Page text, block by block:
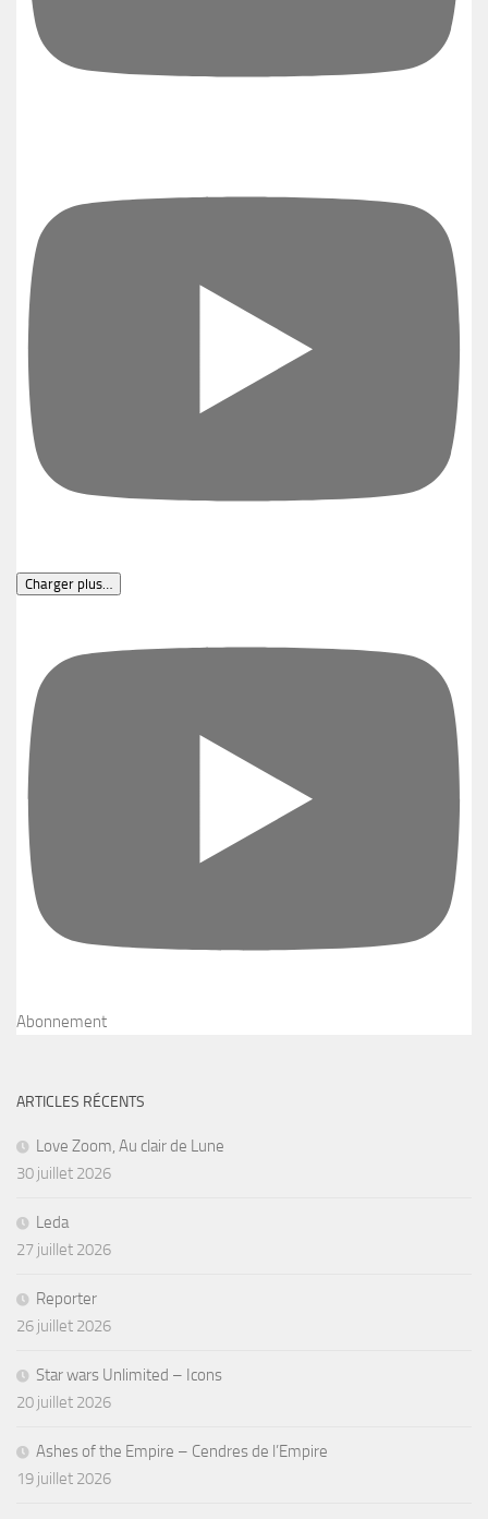
Charger plus…
Abonnement
ARTICLES RÉCENTS
Love Zoom, Au clair de Lune
30 juillet 2026
Leda
27 juillet 2026
Reporter
26 juillet 2026
Star wars Unlimited – Icons
20 juillet 2026
Ashes of the Empire – Cendres de l’Empire
19 juillet 2026